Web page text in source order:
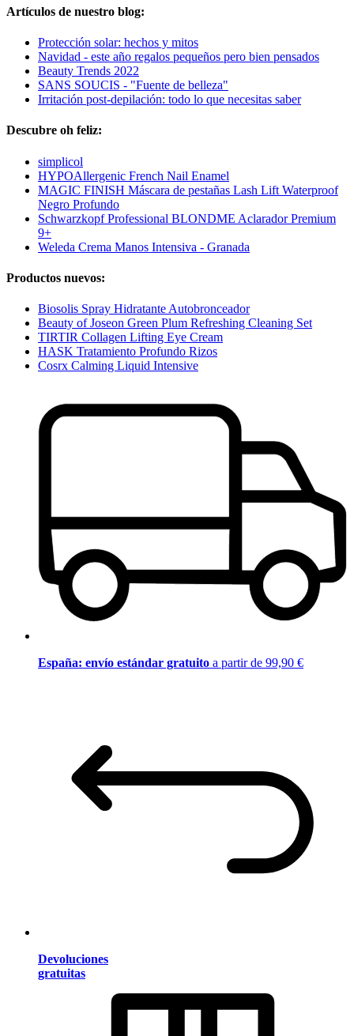
Artículos de nuestro blog:
Protección solar: hechos y mitos
Navidad - este año regalos pequeños pero bien pensados
Beauty Trends 2022
SANS SOUCIS - "Fuente de belleza"
Irritación post-depilación: todo lo que necesitas saber
Descubre oh feliz:
simplicol
HYPOAllergenic French Nail Enamel
MAGIC FINISH Máscara de pestañas Lash Lift Waterproof
Negro Profundo
Schwarzkopf Professional BLONDME Aclarador Premium
9+
Weleda Crema Manos Intensiva - Granada
Productos nuevos:
Biosolis Spray Hidratante Autobronceador
Beauty of Joseon Green Plum Refreshing Cleaning Set
TIRTIR Collagen Lifting Eye Cream
HASK Tratamiento Profundo Rizos
Cosrx Calming Liquid Intensive
España: envío estándar gratuito a partir de 99,90 €
Devoluciones
gratuitas